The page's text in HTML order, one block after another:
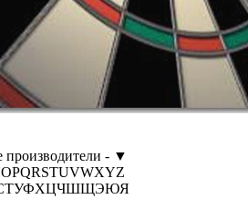
производители - ▼
OPQRSTUVWXYZ
ТУФХЦЧШЩЭЮЯ